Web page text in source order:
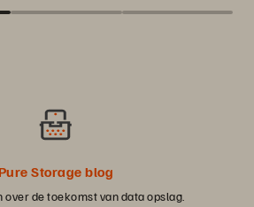
Storage blog
over de toekomst van data opslag.